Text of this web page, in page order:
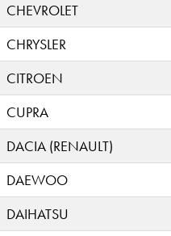
CHEVROLET
CHRYSLER
CITROEN
CUPRA
DACIA (RENAULT)
DAEWOO
DAIHATSU